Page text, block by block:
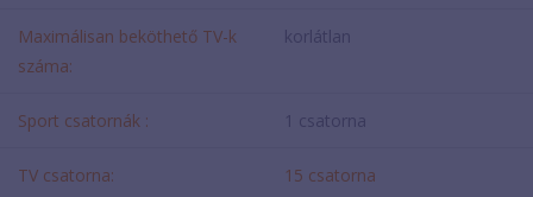
Maximálisan beköthető TV-k
száma:
korlátlan
Sport csatornák : 1 csatorna
TV csatorna: 15 csatorna